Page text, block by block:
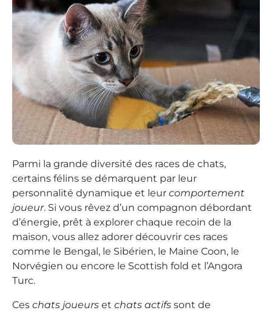
Parmi la grande diversité des races de chats,
certains félins se démarquent par leur
personnalité dynamique et leur comportement
joueur. Si vous rêvez d’un compagnon débordant
d’énergie, prêt à explorer chaque recoin de la
maison, vous allez adorer découvrir ces races
comme le Bengal, le Sibérien, le Maine Coon, le
Norvégien ou encore le Scottish fold et l’Angora
Turc.
Ces chats joueurs et chats actifs sont de